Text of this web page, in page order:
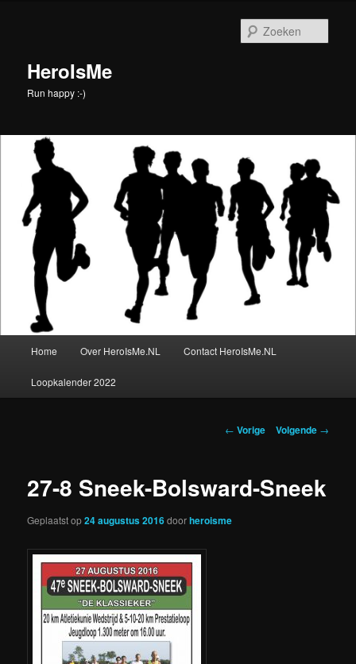
inhoudHeroIsMe
Run happy :-)
Home Over HeroIsMe.NL Contact HeroIsMe.NL
Loopkalender 2022
Berichtnavigatie
← Vorige Volgende →
27-8 Sneek-Bolsward-Sneek
Geplaatst op24 augustus 2016doorheroisme